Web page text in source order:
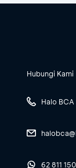
Hubungi Kami
Halo
62 811